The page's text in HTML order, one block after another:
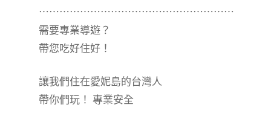
⋯⋯⋯⋯⋯⋯⋯⋯⋯⋯⋯⋯⋯⋯⋯⋯⋯⋯⋯
需要專業導遊？
帶您吃好住好！
讓我們住在愛妮島的台灣人
帶你們玩！ 專業安全